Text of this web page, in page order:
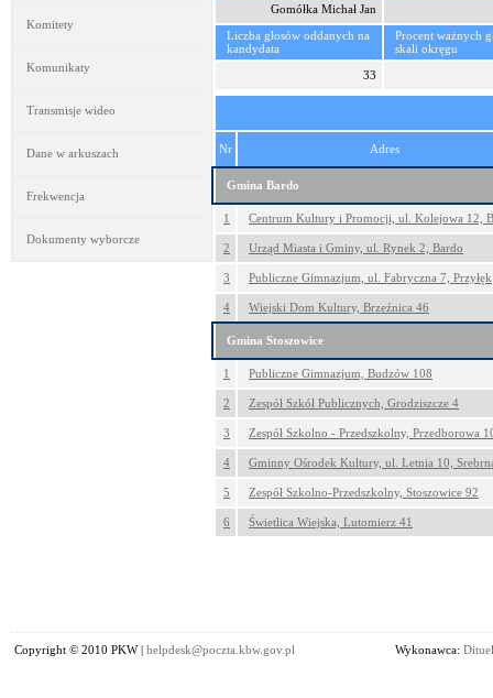
Komitety
Komunikaty
Transmisje wideo
Dane w arkuszach
Frekwencja
Dokumenty wyborcze
Gomółka Michał Jan
Liczba głosów oddanych na
kandydata
Procent ważnych
skali okręgu
33
Nr Adres
Gmina Bardo
1 Centrum Kultury i Promocji, ul. Kolejowa 12,
2 Urząd Miasta i Gminy, ul. Rynek 2, Bardo
3 Publiczne Gimnazjum, ul. Fabryczna 7, Przyłęk
4 Wiejski Dom Kultury, Brzeźnica 46
Gmina Stoszowice
1 Publiczne Gimnazjum, Budzów 108
2 Zespół Szkół Publicznych, Grodziszcze 4
3 Zespół Szkolno - Przedszkolny, Przedborowa
4 Gminny Ośrodek Kultury, ul. Letnia 10,
5 Zespół Szkolno-Przedszkolny, Stoszowice 92
6 Świetlica Wiejska, Lutomierz 41
Copyright © 2010 PKW | helpdesk@poczta.kbw.gov.pl Wykonawca: